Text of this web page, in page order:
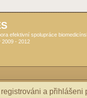
efektivní spolupráce
2009 - 2012
a přihlášeni